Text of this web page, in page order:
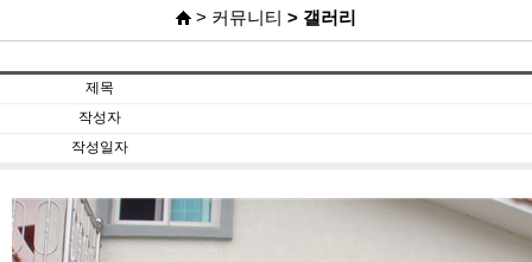
> 커뮤니티 > 갤러리
제목
작성자
작성일자